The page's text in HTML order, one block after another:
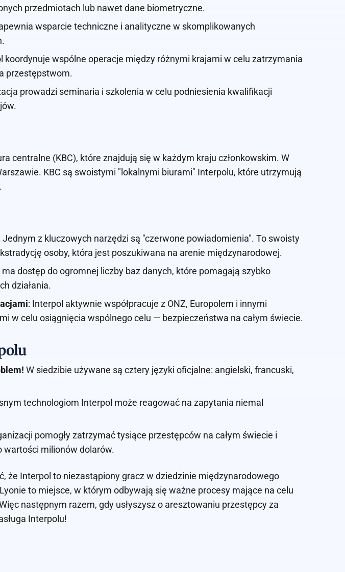
przedmiotach lub nawet dane biometryczne.
wsparcie techniczne i analityczne w skomplikowanych
koordynuje wspólne operacje między różnymi krajami w celu zatrzymania
przestępstwom.
prowadzi seminaria i szkolenia w celu podniesienia kwalifikacji
centralne (KBC), które znajdują się w każdym kraju członkowskim. W
KBC są swoistymi "lokalnymi biurami" Interpolu, które utrzymują
Jednym z kluczowych narzędzi są "czerwone powiadomienia". To swoisty
osoby, która jest poszukiwana na arenie międzynarodowej.
ma dostęp do ogromnej liczby baz danych, które pomagają szybko
działania.
: Interpol aktywnie współpracuje z ONZ, Europolem i innymi
w celu osiągnięcia wspólnego celu — bezpieczeństwa na całym świecie.
W siedzibie używane są cztery języki oficjalne: angielski, francuski,
technologiom Interpol może reagować na zapytania niemal
pomogły zatrzymać tysiące przestępców na całym świecie i
wartości milionów dolarów.
że Interpol to niezastąpiony gracz w dziedzinie międzynarodowego
to miejsce, w którym odbywają się ważne procesy mające na celu
następnym razem, gdy usłyszysz o aresztowaniu przestępcy za
Interpolu!